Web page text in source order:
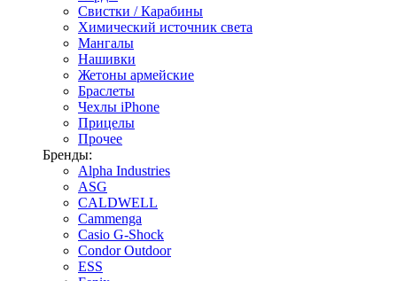
Свистки / Карабины
Химический источник света
Мангалы
Нашивки
Жетоны армейские
Браслеты
Чехлы iPhone
Прицелы
Прочее
Бренды:
Alpha Industries
ASG
CALDWELL
Cammenga
Casio G-Shock
Condor Outdoor
ESS